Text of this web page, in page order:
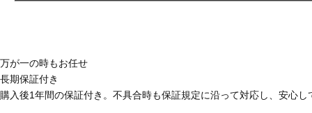
万が一の時もお任せ
長期保証付き
購入後1年間の保証付き。不具合時も保証規定に沿って対応し、安心